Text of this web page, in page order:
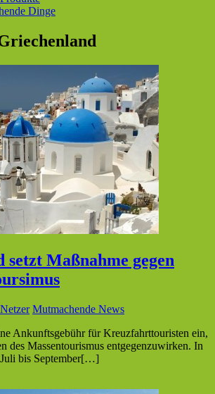
Dinge
setzt Maßnahme gegen
Mutmachende News
Ankunftsgebühr für Kreuzfahrttouristen ein,
des Massentourismus entgegenzuwirken. In
bis September[…]